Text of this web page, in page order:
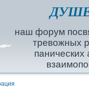
наш форум
тревожных
панических